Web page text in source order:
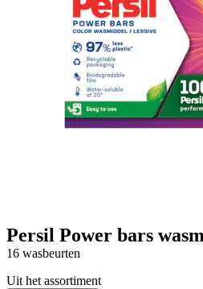
Persil Power bars
16 wasbeurten
Uit het assortiment